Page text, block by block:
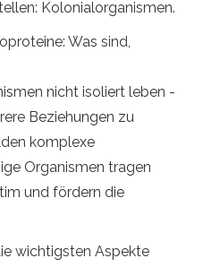
Kolonialorganismen.
Was sind,
nicht isoliert leben -
Beziehungen zu
komplexe
Organismen tragen
und fördern die
wichtigsten Aspekte